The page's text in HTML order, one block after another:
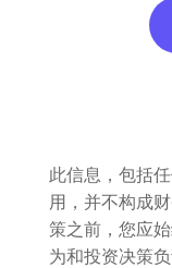
此信息，包括
用，并不构成
策之前，您应
为和投资决策负